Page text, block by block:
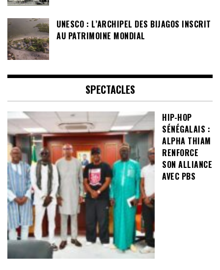
UNESCO : L’ARCHIPEL DES BIJAGOS INSCRIT
AU PATRIMOINE MONDIAL
SPECTACLES
HIP-HOP
SÉNÉGALAIS :
ALPHA THIAM
RENFORCE
SON ALLIANCE
AVEC PBS